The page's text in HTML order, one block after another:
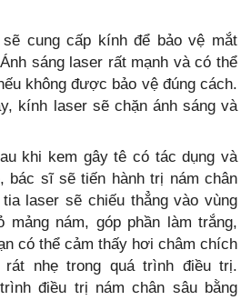
cung cấp kính để bảo vệ mắt
sáng laser rất mạnh và có thể
không được bảo vệ đúng cách.
kính laser sẽ chặn ánh sáng và
khi kem gây tê có tác dụng và
bác sĩ sẽ tiến hành trị nám chân
laser sẽ chiếu thẳng vào vùng
mảng nám, góp phần làm trắng,
có thể cảm thấy hơi châm chích
rát nhẹ trong quá trình điều trị.
điều trị nám chân sâu bằng